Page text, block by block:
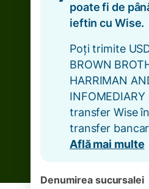
poate fi de
ieftin cu Wise.
Poți trimite
BROWN
HARRIMAN
transfer Wise
transfer
Află mai multe
Denumirea sucursalei